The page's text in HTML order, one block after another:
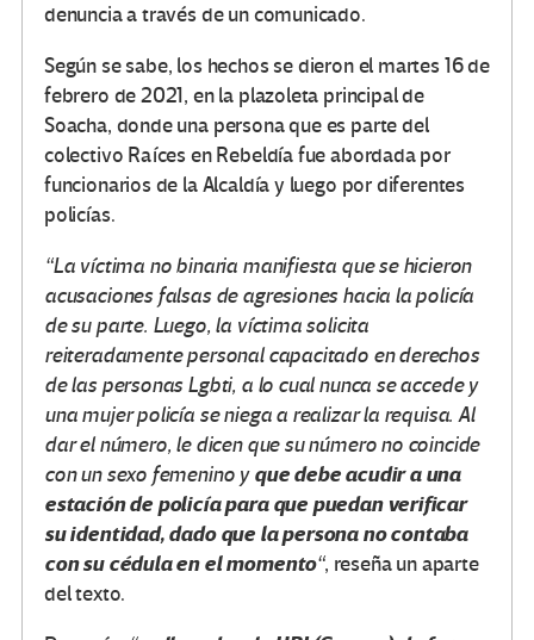
denuncia a través de un comunicado.
Según se sabe, los hechos se dieron el martes 16 de
febrero de 2021, en la plazoleta principal de
Soacha, donde una persona que es parte del
colectivo Raíces en Rebeldía fue abordada por
funcionarios de la Alcaldía y luego por diferentes
policías.
“La víctima no binaria manifiesta que se hicieron
acusaciones falsas de agresiones hacia la policía
de su parte. Luego, la víctima solicita
reiteradamente personal capacitado en derechos
de las personas Lgbti, a lo cual nunca se accede y
una mujer policía se niega a realizar la requisa. Al
dar el número, le dicen que su número no coincide
con un sexo femenino yque debe acudir a una
estación de policía para que puedan verificar
su identidad, dado que la persona no contaba
con su cédula en el momento“, reseña un aparte
del texto.